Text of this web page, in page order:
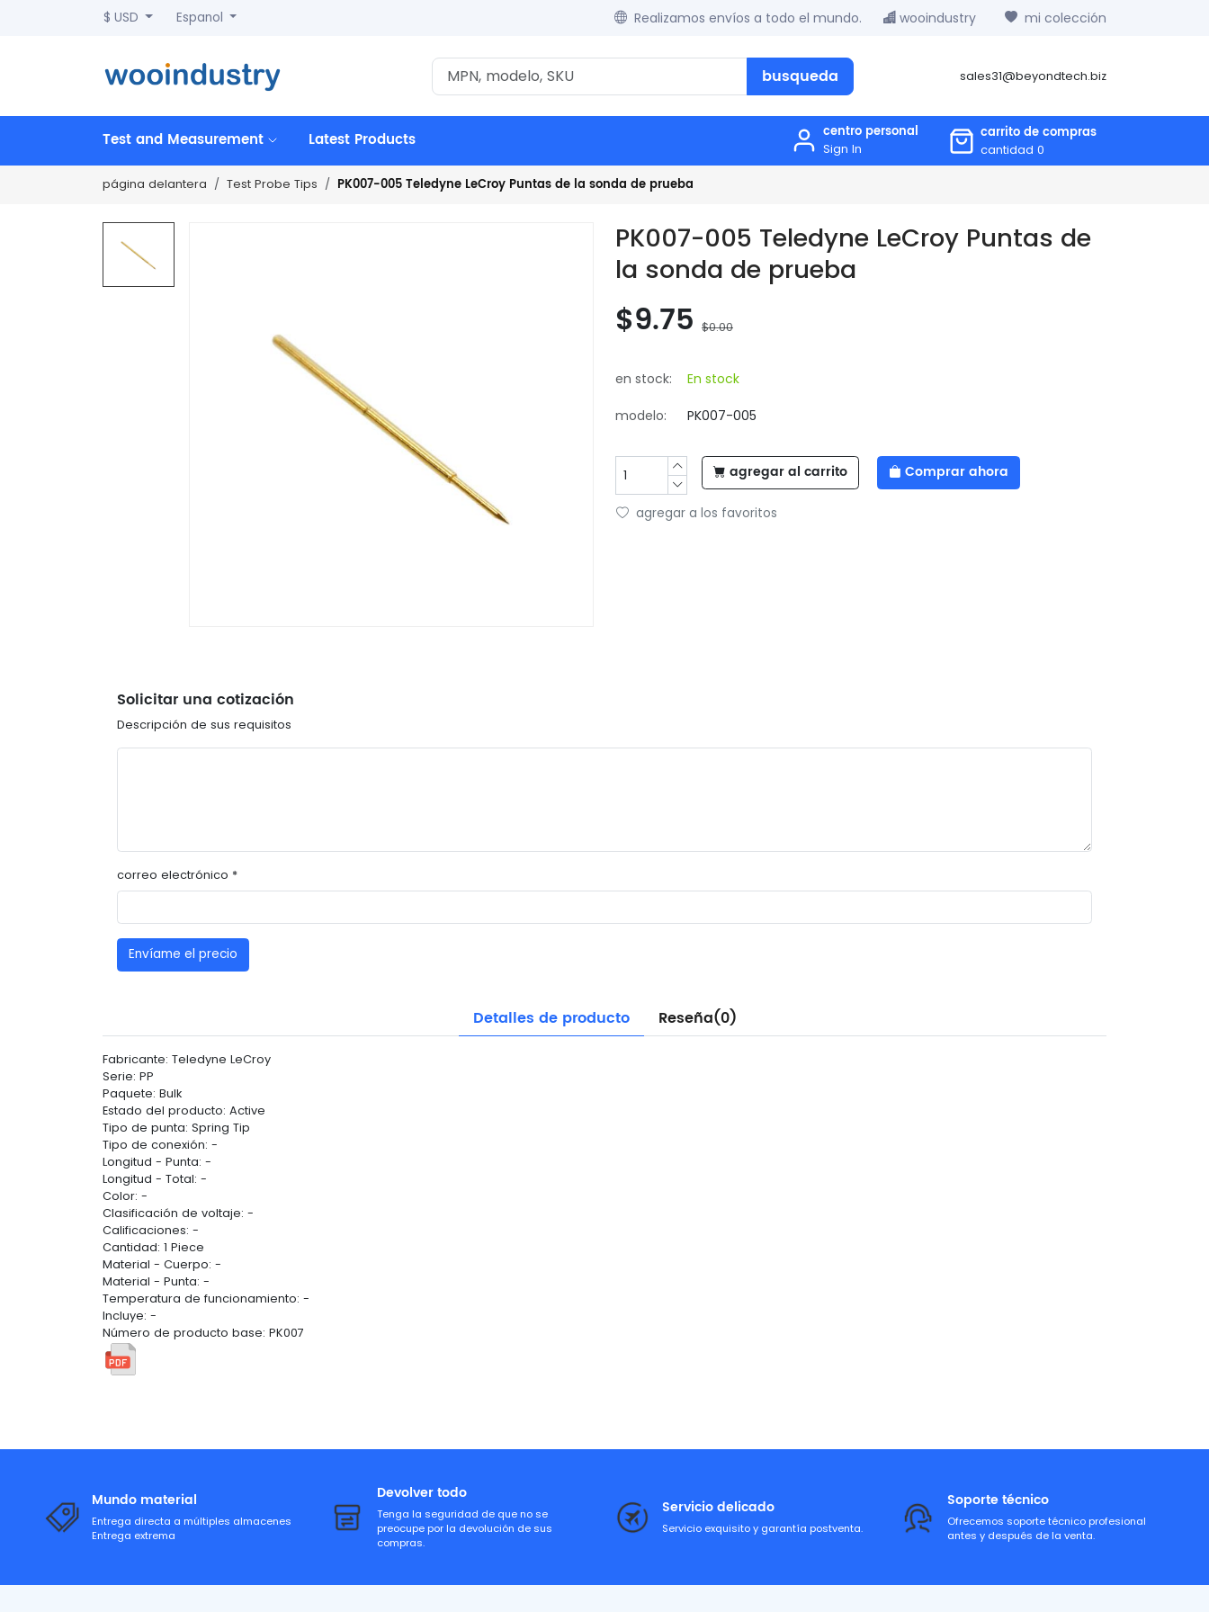
$ USD Espanol Realizamos envíos a todo el mundo. wooindustry mi colección
busqueda sales31@beyondtech.biz
Test and Measurement Latest Products centro personal
Sign In
carrito de compras
cantidad 0
página delantera Test Probe Tips PK007-005 Teledyne LeCroy Puntas de la sonda de prueba
PK007-005 Teledyne LeCroy Puntas de
la sonda de prueba
$9.75 $0.00
en stock: En stock
modelo: PK007-005
agregar al carrito Comprar ahora
agregar a los favoritos
Solicitar una cotización
Descripción de sus requisitos
correo electrónico *
Envíame el precio
Detalles de producto Reseña(0)
Fabricante: Teledyne LeCroy
Serie: PP
Paquete: Bulk
Estado del producto: Active
Tipo de punta: Spring Tip
Tipo de conexión: -
Longitud - Punta: -
Longitud - Total: -
Color: -
Clasificación de voltaje: -
Calificaciones: -
Cantidad: 1 Piece
Material - Cuerpo: -
Material - Punta: -
Temperatura de funcionamiento: -
Incluye: -
Número de producto base: PK007
Mundo material
Entrega directa a múltiples almacenes
Entrega extrema
Devolver todo
Tenga la seguridad de que no se
preocupe por la devolución de sus
compras.
Servicio delicado
Servicio exquisito y garantía postventa.
Soporte técnico
Ofrecemos soporte técnico profesional
antes y después de la venta.